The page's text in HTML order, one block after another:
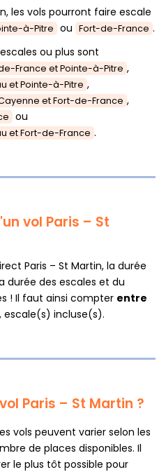
les vols pourront faire escale
à-Pitre ou Fort-de-France .
ou plus sont
France et Pointe-à-Pitre ,
et Pointe-à-Pitre ,
et Fort-de-France ,
ou
et Fort-de-France .
vol Paris – St
Paris – St Martin, la durée
durée des escales et du
! Il faut ainsi compter entre
, escale(s) incluse(s).
Paris – St Martin ?
vols peuvent varier selon les
de places disponibles. Il
le plus tôt possible pour